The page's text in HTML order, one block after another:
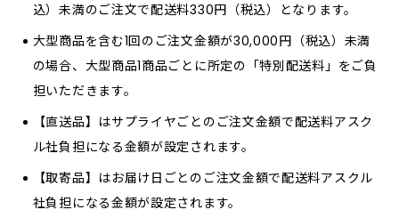
込）未満のご注文で配送料330円（税込）となります。
大型商品を含む1回のご注文金額が30,000円（税込）未満
の場合、大型商品1商品ごとに所定の「特別配送料」をご負
担いただきます。
【直送品】はサプライヤごとのご注文金額で配送料アスク
ル社負担になる金額が設定されます。
【取寄品】はお届け日ごとのご注文金額で配送料アスクル
社負担になる金額が設定されます。